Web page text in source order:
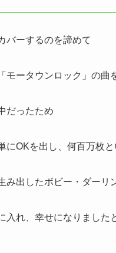
バーするのを諦めて
モータウンロック」の曲
だったため
にOKを出し、何百万枚
み出したボビー・ダーリ
入れ、幸せになりました